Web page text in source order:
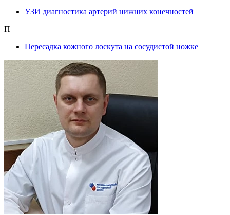
УЗИ диагностика артерий нижних конечностей
П
Пересадка кожного лоскута на сосудистой ножке